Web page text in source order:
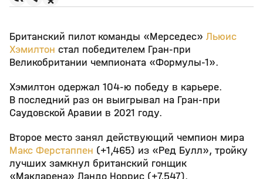
Британский пилот команды «Мерседес» Льюис
Хэмилтон стал победителем Гран‑при
Великобритании чемпионата «Формулы‑1».
Хэмилтон одержал 104‑ю победу в карьере.
В последний раз он выигрывал на Гран‑при
Саудовской Аравии в 2021 году.
Второе место занял действующий чемпион мира
Макс Ферстаппен (+1,465) из «Ред Булл», тройку
лучших замкнул британский гонщик
«Макларена» Ландо Норрис (+7,547).